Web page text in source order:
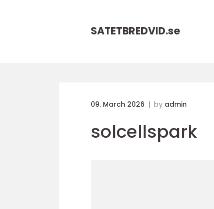
SATETBREDVID.se
09. March 2026 by admin
solcellspark